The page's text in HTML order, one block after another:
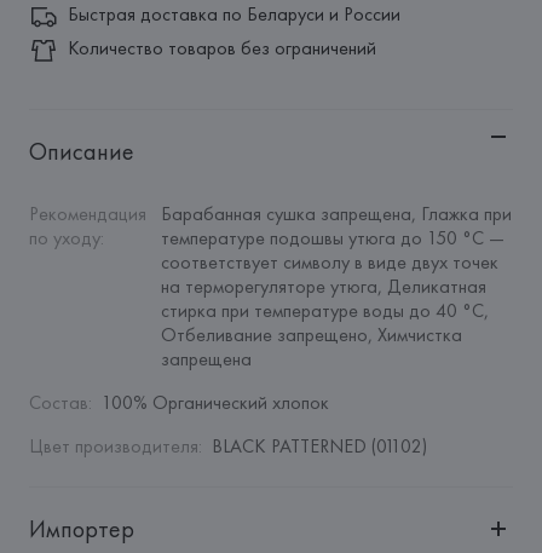
Быстрая доставка по Беларуси и России
Количество товаров без ограничений
Описание
Рекомендация
по уходу:
Барабанная сушка запрещена, Глажка при
температуре подошвы утюга до 150 °C —
соответствует символу в виде двух точек
на терморегуляторе утюга, Деликатная
стирка при температуре воды до 40 °C,
Отбеливание запрещено, Химчистка
запрещена
Состав: 100% Органический хлопок
Цвет производителя: BLACK PATTERNED (01102)
Импортер